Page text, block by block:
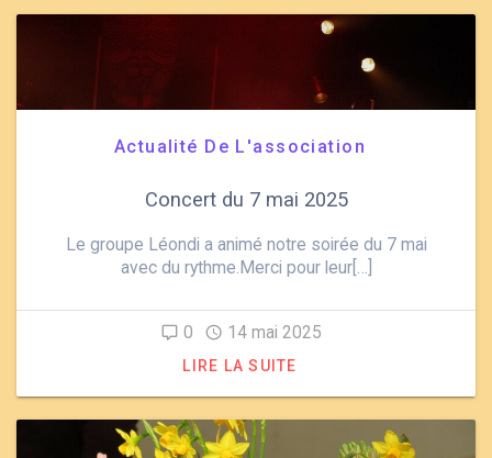
Actualité De L'association
Concert du 7 mai 2025
Le groupe Léondi a animé notre soirée du 7 mai
avec du rythme.Merci pour leur[…]
0 14 mai 2025
LIRE LA SUITE